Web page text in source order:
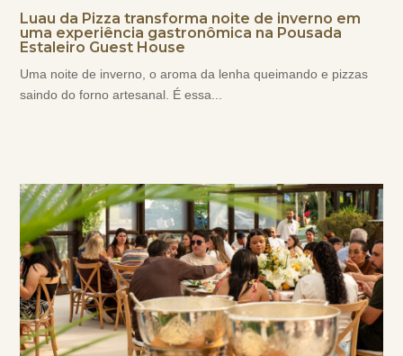
Luau da Pizza transforma noite de inverno em
uma experiência gastronômica na Pousada
Estaleiro Guest House
Uma noite de inverno, o aroma da lenha queimando e pizzas
saindo do forno artesanal. É essa...